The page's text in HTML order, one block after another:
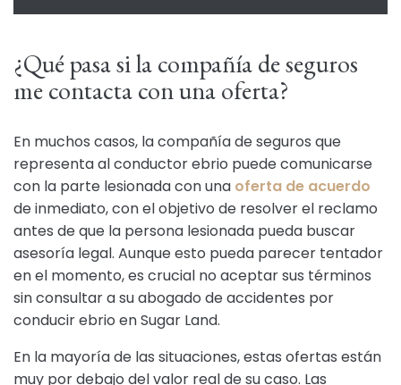
¿Qué pasa si la compañía de seguros
me contacta con una oferta?
En muchos casos, la compañía de seguros que
representa al conductor ebrio puede comunicarse
con la parte lesionada con una oferta de acuerdo
de inmediato, con el objetivo de resolver el reclamo
antes de que la persona lesionada pueda buscar
asesoría legal. Aunque esto pueda parecer tentador
en el momento, es crucial no aceptar sus términos
sin consultar a su abogado de accidentes por
conducir ebrio en Sugar Land.
En la mayoría de las situaciones, estas ofertas están
muy por debajo del valor real de su caso. Las